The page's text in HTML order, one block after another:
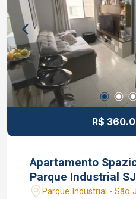
R$
Apartamento
Parque Industrial
dormitórios
Parque Industrial - São